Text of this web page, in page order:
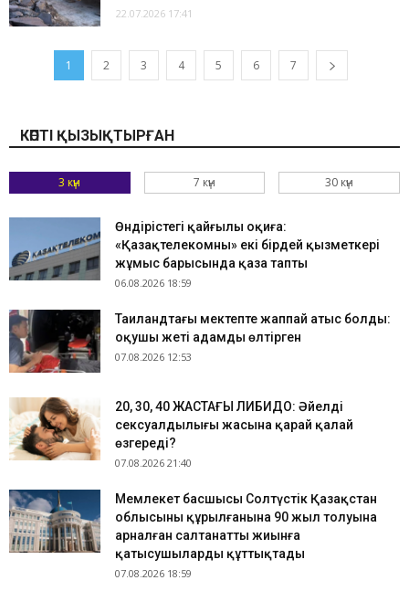
22.07.2026 17:41
1 2 3 4 5 6 7
КӨПТІ ҚЫЗЫҚТЫРҒАН
3 күн 7 күн 30 күн
Өндірістегі қайғылы оқиға:
«Қазақтелекомның» екі бірдей қызметкері
жұмыс барысында қаза тапты
06.08.2026 18:59
Таиландтағы мектепте жаппай атыс болды:
оқушы жеті адамды өлтірген
07.08.2026 12:53
​20, 30, 40 ЖАСТАҒЫ ЛИБИДО: Әйелдің
сексуалдылығы жасына қарай қалай
өзгереді?
07.08.2026 21:40
Мемлекет басшысы Солтүстік Қазақстан
облысының құрылғанына 90 жыл толуына
арналған салтанатты жиынға
қатысушыларды құттықтады
07.08.2026 18:59